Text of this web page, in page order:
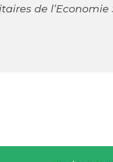
de l’Economie